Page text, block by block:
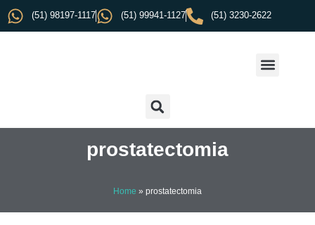
(51) 98197-1117 (51) 99941-1127 (51) 3230-2622
prostatectomia
Home » prostatectomia